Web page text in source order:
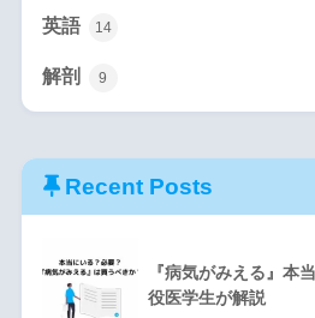
英語 14
解剖 9
Recent Posts
『病気がみえる』本
役医学生が解説